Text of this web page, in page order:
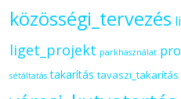
közösségi_tervezés
liget_projekt parkhasználat
sétáltatás takarítás tavaszi_takarítás